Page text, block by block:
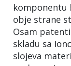
komponentu
obje strane
Osam
skladu sa
slojeva